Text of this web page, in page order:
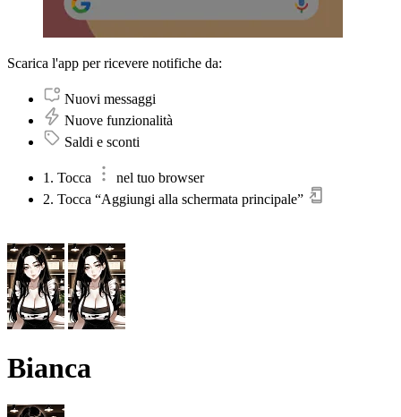
Scarica l'app per ricevere notifiche da:
Nuovi messaggi
Nuove funzionalità
Saldi e sconti
1. Tocca
nel tuo browser
2. Tocca “Aggiungi alla schermata principale”
Bianca